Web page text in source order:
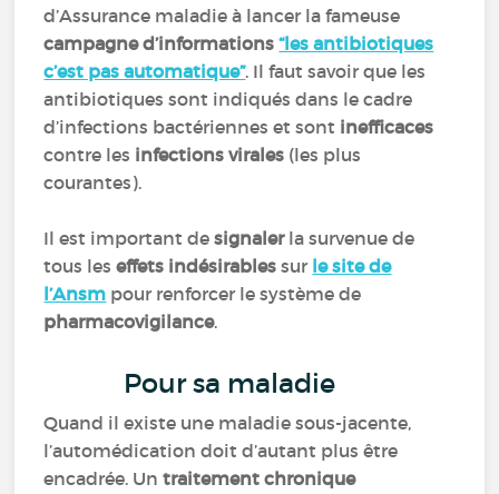
d’Assurance maladie à lancer la fameuse
campagne d’informations “les antibiotiques
c’est pas automatique”. Il faut savoir que les
antibiotiques sont indiqués dans le cadre
d’infections bactériennes et sont inefficaces
contre les infections virales (les plus
courantes).
Il est important designaler la survenue de
tous leseffets indésirablessur le site de
l’Ansm pour renforcer le système de
pharmacovigilance.
Pour sa maladie
Quand il existe une maladie sous-jacente,
l’automédication doit d’autant plus être
encadrée. Untraitement chronique